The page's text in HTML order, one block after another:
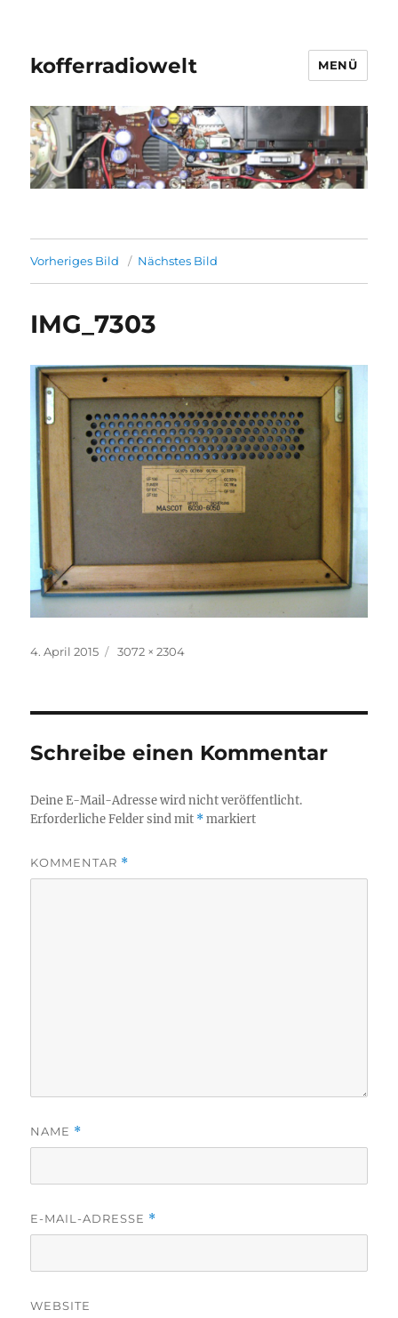
kofferradiowelt MENÜ
Vorheriges Bild Nächstes Bild
IMG_7303
Veröffentlicht
4. April 2015
Volle
3072 × 2304
Schreibe einen Kommentar
Deine E-Mail-Adresse wird nicht veröffentlicht.
Erforderliche Felder sind mit *markiert
KOMMENTAR *
NAME *
E-MAIL-ADRESSE *
WEBSITE